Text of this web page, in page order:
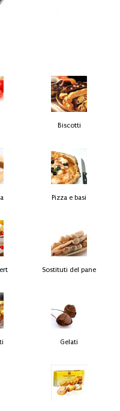
Biscotti
Pizza e basi
Sostituti del pane
Gelati